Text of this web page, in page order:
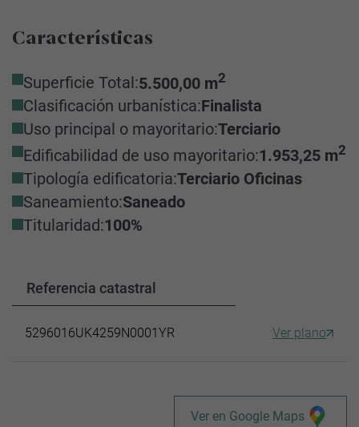
Características
Superficie Total:5.500,00 m2
Clasificación urbanística:Finalista
Uso principal o mayoritario:Terciario
Edificabilidad de uso mayoritario:1.953,25 m2
Tipología edificatoria:Terciario Oficinas
Saneamiento:Saneado
Titularidad:100%
Referencia catastral
5296016UK4259N0001YR Ver plano
Ver en Google Maps